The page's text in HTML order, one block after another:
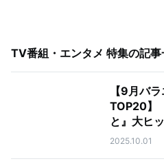
TV番組・エンタメ 特集の記事
【9月バ
TOP20】
と』大ヒ
2025.10.01